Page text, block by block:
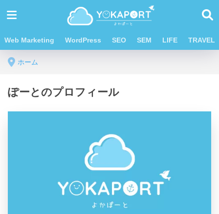
Web Marketing WordPress SEO SEM LIFE TRAVEL
ホーム
ぽーとのプロフィール